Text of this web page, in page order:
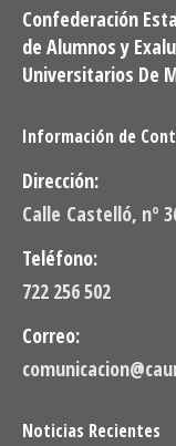
Confederación
de Alumnos y
Universitarios De
Información de
Dirección:
Calle Castelló, nº
Teléfono:
722 256 502
Correo:
Noticias Recientes